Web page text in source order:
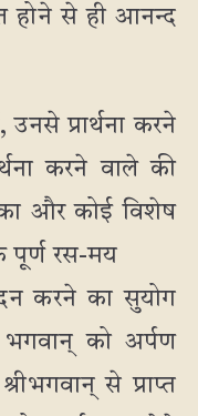
होने से ही आनन्द
प्रार्थना करने
करने वाले की
का और कोई विशेष
पूर्ण रस-मय
करने का सुयोग
को अर्पण
से प्राप्त